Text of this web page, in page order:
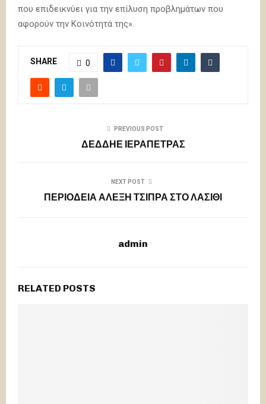
που επιδεικνύει για την επίλυση προβλημάτων που
αφορούν την Κοινότητά της».
SHARE 0
PREVIOUS POST
ΔΕΔΔΗΕ ΙΕΡΑΠΕΤΡΑΣ
NEXT POST
ΠΕΡΙΟΔΕΙΑ ΑΛΕΞΗ ΤΣΙΠΡΑ ΣΤΟ ΛΑΣΙΘΙ
admin
RELATED POSTS